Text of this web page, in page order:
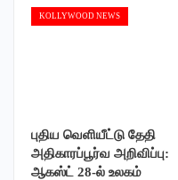
KOLLYWOOD NEWS
புதிய வெளியீட்டு தேதி
அதிகாரப்பூர்வ அறிவிப்பு:
ஆகஸ்ட் 28-ல் உலகம்